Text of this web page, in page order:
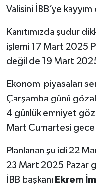
Valisini İBB’ye
Kanıtımızda şudur
işlemi 17 Mart 2025
değil de 19 Mart
Ekonomi piyasaları
Çarşamba günü
4 günlük emniyet
Mart Cumartesi
Planlanan şu idi 22
23 Mart 2025 Pazar
İBB başkanı Ekrem